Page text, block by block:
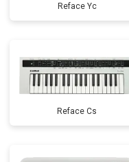
Reface Yc
Reface Cs